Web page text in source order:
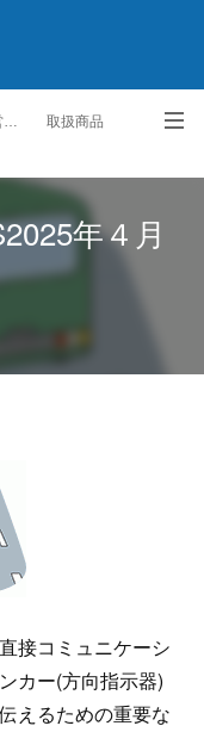
会社概要・経営理念 取扱商品
スタッフ紹介
年４月
接コミュニケーシ
カー(方向指示器)
えるための重要な